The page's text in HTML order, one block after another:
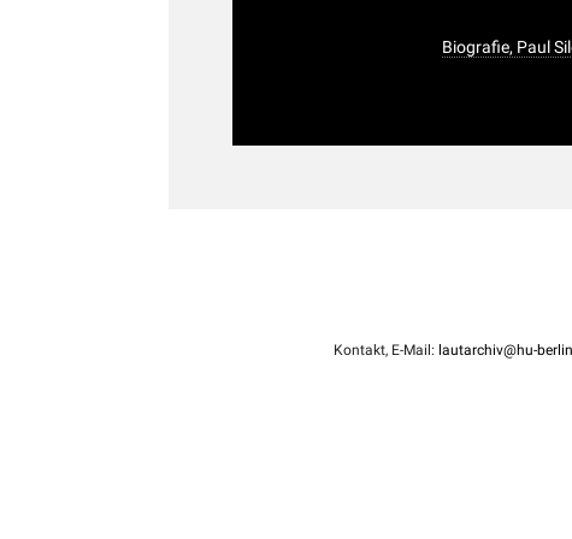
Biografie, Paul
Kontakt, E-Mail: lautarchiv@hu-